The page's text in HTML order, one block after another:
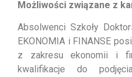
Możliwości związane z
Absolwenci Szkoły
EKONOMIA i FINANSE
z zakresu ekonomii i
kwalifikacje do